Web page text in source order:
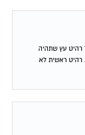
עץ שתהיה
שימי דיאי צביעת רהיט ראשית לא